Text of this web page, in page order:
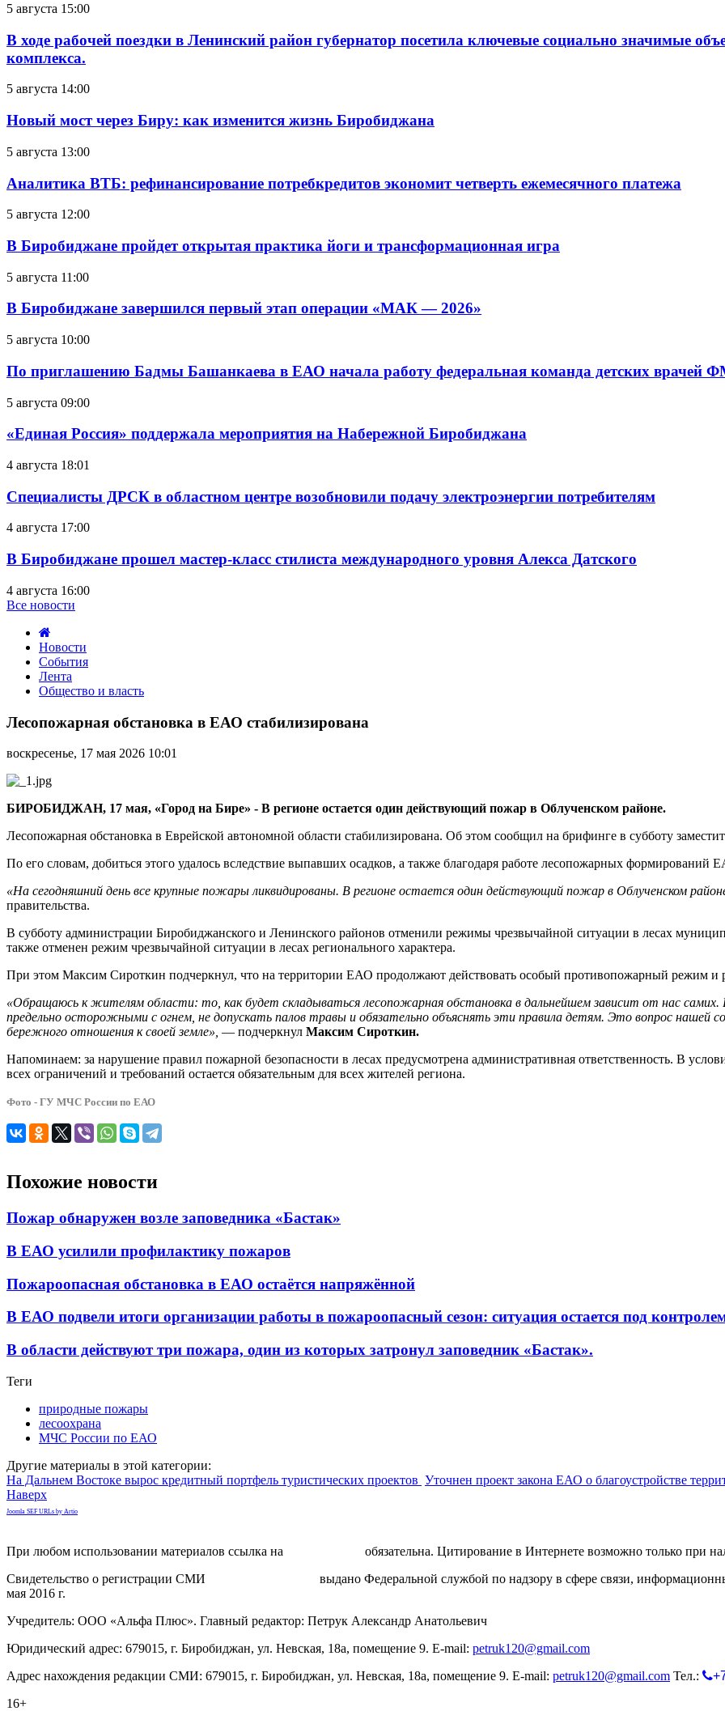
5 августа 15:00
В ходе рабочей поездки в Ленинский район губернатор посетила ключевые социально значимые
комплекса.
5 августа 14:00
Новый мост через Биру: как изменится жизнь Биробиджана
5 августа 13:00
Аналитика ВТБ: рефинансирование потребкредитов экономит четверть ежемесячного платежа
5 августа 12:00
В Биробиджане пройдет открытая практика йоги и трансформационная игра
5 августа 11:00
В Биробиджане завершился первый этап операции «МАК — 2026»
5 августа 10:00
По приглашению Бадмы Башанкаева в ЕАО начала работу федеральная команда детских врачей
5 августа 09:00
«Единая Россия» поддержала мероприятия на Набережной Биробиджана
4 августа 18:01
Специалисты ДРСК в областном центре возобновили подачу электроэнергии потребителям
4 августа 17:00
В Биробиджане прошел мастер-класс стилиста международного уровня Алекса Датского
4 августа 16:00
Все новости
Новости
События
Лента
Общество и власть
обстановка
ЕАО
стабилизирована
Лесопожарная обстановка в ЕАО стабилизирована
воскресенье, 17 мая 2026 10:01
БИРОБИДЖАН, 17 мая, «Город на Бире» - В регионе остается один действующий пожар в Облученском районе.
Лесопожарная обстановка в Еврейской автономной области стабилизирована. Об этом сообщил на брифинге в субботу
По его словам, добиться этого удалось вследствие выпавших осадков, а также благодаря работе лесопожарных
«На сегодняшний день все крупные пожары ликвидированы. В регионе остается один действующий пожар в Облученском
правительства.
В субботу администрации Биробиджанского и Ленинского районов отменили режимы чрезвычайной ситуации в лесах
также отменен режим чрезвычайной ситуации в лесах регионального характера.
При этом Максим Сироткин подчеркнул, что на территории ЕАО продолжают действовать особый противопожарный режим и
«Обращаюсь к жителям области: то, как будет складываться лесопожарная обстановка в дальнейшем зависит от нас
предельно осторожными с огнем, не допускать палов травы и обязательно объяснять эти правила детям. Это вопрос нашей
бережного отношения к своей земле», — подчеркнул Максим Сироткин.
Напоминаем: за нарушение правил пожарной безопасности в лесах предусмотрена административная ответственность. В
всех ограничений и требований остается обязательным для всех жителей региона.
Фото - ГУ МЧС России по ЕАО
Похожие новости
Пожар обнаружен возле заповедника «Бастак»
В ЕАО усилили профилактику пожаров
Пожароопасная обстановка в ЕАО остаётся напряжённой
В ЕАО подвели итоги организации работы в пожароопасный сезон: ситуация остается под
В области действуют три пожара, один из которых затронул заповедник «Бастак».
Теги
природные пожары
лесоохрана
МЧС России по ЕАО
Другие материалы в этой категории:
На Дальнем Востоке вырос кредитный портфель туристических проектов Уточнен проект закона ЕАО о благоустройстве
Наверх
Joomla SEF URLs by Artio
При любом использовании материалов ссылка на
обязательна. Цитирование в Интернете возможно только при
Свидетельство о регистрации СМИ
выдано Федеральной службой по надзору в сфере связи,
мая 2016 г.
Учредитель: ООО «Альфа Плюс». Главный редактор: Петрук Александр Анатольевич
Юридический адрес: 679015, г. Биробиджан, ул. Невская, 18а, помещение 9. E-mail: petruk120@gmail.com
Адрес нахождения редакции СМИ: 679015, г. Биробиджан, ул. Невская, 18а, помещение 9. E-mail: petruk120@gmail.com Тел.:
16+